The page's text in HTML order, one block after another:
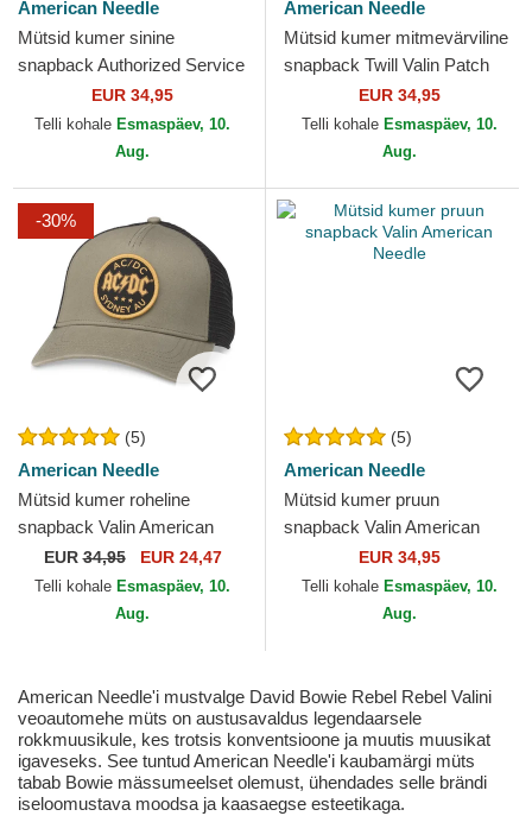
American Needle
Mütsid kumer sinine
snapback Authorized Service
Valin American Needle
EUR 34,95
Telli kohale Esmaspäev, 10.
Aug.
American Needle
Mütsid kumer mitmevärviline
snapback Twill Valin Patch
American Needle
EUR 34,95
Telli kohale Esmaspäev, 10.
Aug.
-30%
(5)
American Needle
Mütsid kumer roheline
snapback Valin American
Needle
EUR34,95 EUR 24,47
Telli kohale Esmaspäev, 10.
Aug.
(5)
American Needle
Mütsid kumer pruun
snapback Valin American
EUR 34,95
Telli kohale Esmaspäev, 10.
Aug.
American Needle'i mustvalge David Bowie Rebel Rebel Valini
veoautomehe müts on austusavaldus legendaarsele
rokkmuusikule, kes trotsis konventsioone ja muutis muusikat
igaveseks. See tuntud American Needle'i kaubamärgi müts
tabab Bowie mässumeelset olemust, ühendades selle brändi
iseloomustava moodsa ja kaasaegse esteetikaga.